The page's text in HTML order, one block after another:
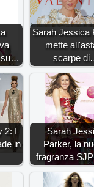
su…
Sarah Jessica
mette
scarpe
2: I
in
Sarah
Parker, la
fragranza